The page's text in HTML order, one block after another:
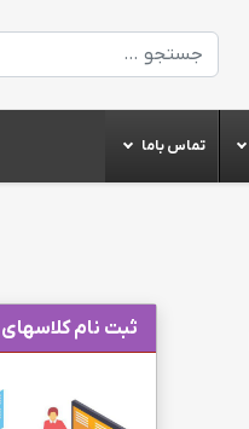
جستجو
تماس باما
ثبت نام